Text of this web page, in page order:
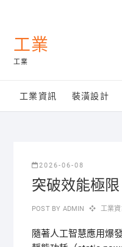
content工業
工業
工業資訊 裝潢設計
2026-06-08
突破效能極
POST BY ADMIN 工業
隨著人工智慧應用爆